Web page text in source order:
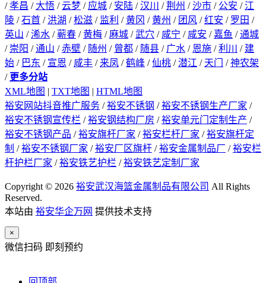
/孝昌 / 大悟 /云梦 / 应城 / 安陆 /汉川 /荆州 /沙市 / 公安 / 江
陵 /石首 / 洪湖 /松滋 / 监利 /黄冈 /黄州 / 团风 /红安 / 罗田 /
英山 /浠水 /蕲春 /黄梅 / 麻城 /武穴 / 咸宁 / 咸安 / 嘉鱼 /通城
/ 崇阳 /通山 /赤壁 / 随州 / 曾都 / 随县 / 广水 / 恩施 /利川 / 建
始 / 巴东 / 宣恩 / 咸丰 / 来凤 /鹤峰 /仙桃 /潜江 / 天门 /神农架
/ 更多分站
XML地图 | TXT地图 | HTML地图
裕安网站抖音推广服务 /裕安不锈钢 /裕安不锈钢生产厂家 /
裕安不锈钢宣传栏 /裕安钢结构厂房 /裕安单元门定制生产 /
裕安不锈钢产品 /裕安旗杆厂家 /裕安栏杆厂家 /裕安旗杆定
制 /裕安不锈钢厂家 /裕安厂区旗杆 /裕安金属制品厂 /裕安栏
杆护栏厂家 /裕安铁艺护栏 /裕安铁艺定制厂家
Copyright © 2026 裕安武汉海篮金属制品有限公司 All Rights
Reserved.
本站由 裕安华企万网 提供技术支持
×
微信扫码 即刻预约